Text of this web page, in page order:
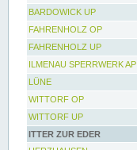
BARDOWICK UP
FAHRENHOLZ OP
FAHRENHOLZ UP
ILMENAU SPERRWERK AP
LÜNE
WITTORF OP
WITTORF UP
ITTER ZUR EDER